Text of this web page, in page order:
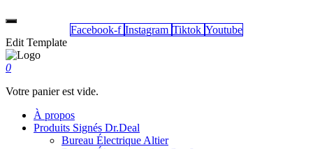
Facebook-f Instagram Tiktok Youtube
Edit Template
0
Votre panier est vide.
À propos
Produits Signés Dr.Deal
Bureau Électrique Altier